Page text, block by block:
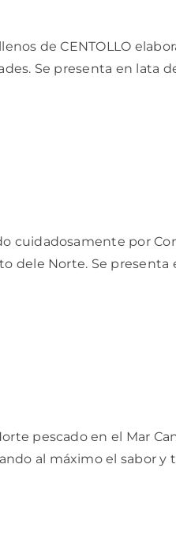
de CENTOLLO
Se presenta en lata
cuidadosamente por
dele Norte. Se
pescado en el Mar
al máximo el sabor